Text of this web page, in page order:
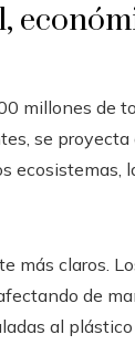
millones de
se
ecosistemas,
más claros.
de
al